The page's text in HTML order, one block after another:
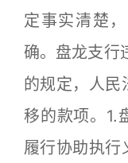
定事实清楚
确。盘龙支行
的规定，人民
移的款项。1.
履行协助执行